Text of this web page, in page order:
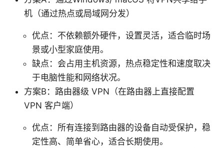
机（通过热点或局域网分发）
优点：不依赖额外硬件，设置灵活，适合临时场
景或小型家庭使用。
缺点：会占用主机资源，热点稳定性和速度取决
于电脑性能和网络状况。
方案B：路由器级 VPN（在路由器上直接配置
VPN 客户端）
优点：所有连接到路由器的设备自动受保护，稳
定性高、简单省心，适合长期使用。